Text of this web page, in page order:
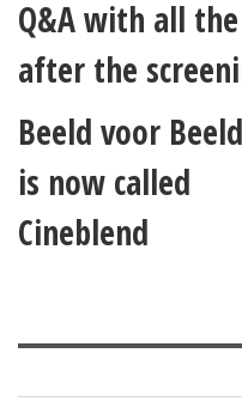
Q&A with all
after the
Beeld voor Beeld
is now called
Cineblend